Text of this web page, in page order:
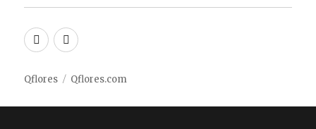
TwitterFacebook
Qflores Qflores.com